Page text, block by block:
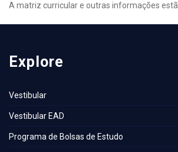
A matriz curricular e outras informações
Explore
Vestibular
Vestibular EAD
Programa de Bolsas de Estudo